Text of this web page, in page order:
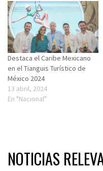
Destaca el Caribe Mexicano
en el Tianguis Turístico de
México 2024
13 abril, 2024
En "Nacional"
NOTICIAS